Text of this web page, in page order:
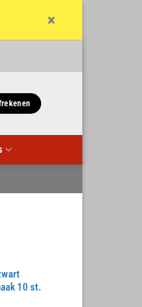
×
10 st.